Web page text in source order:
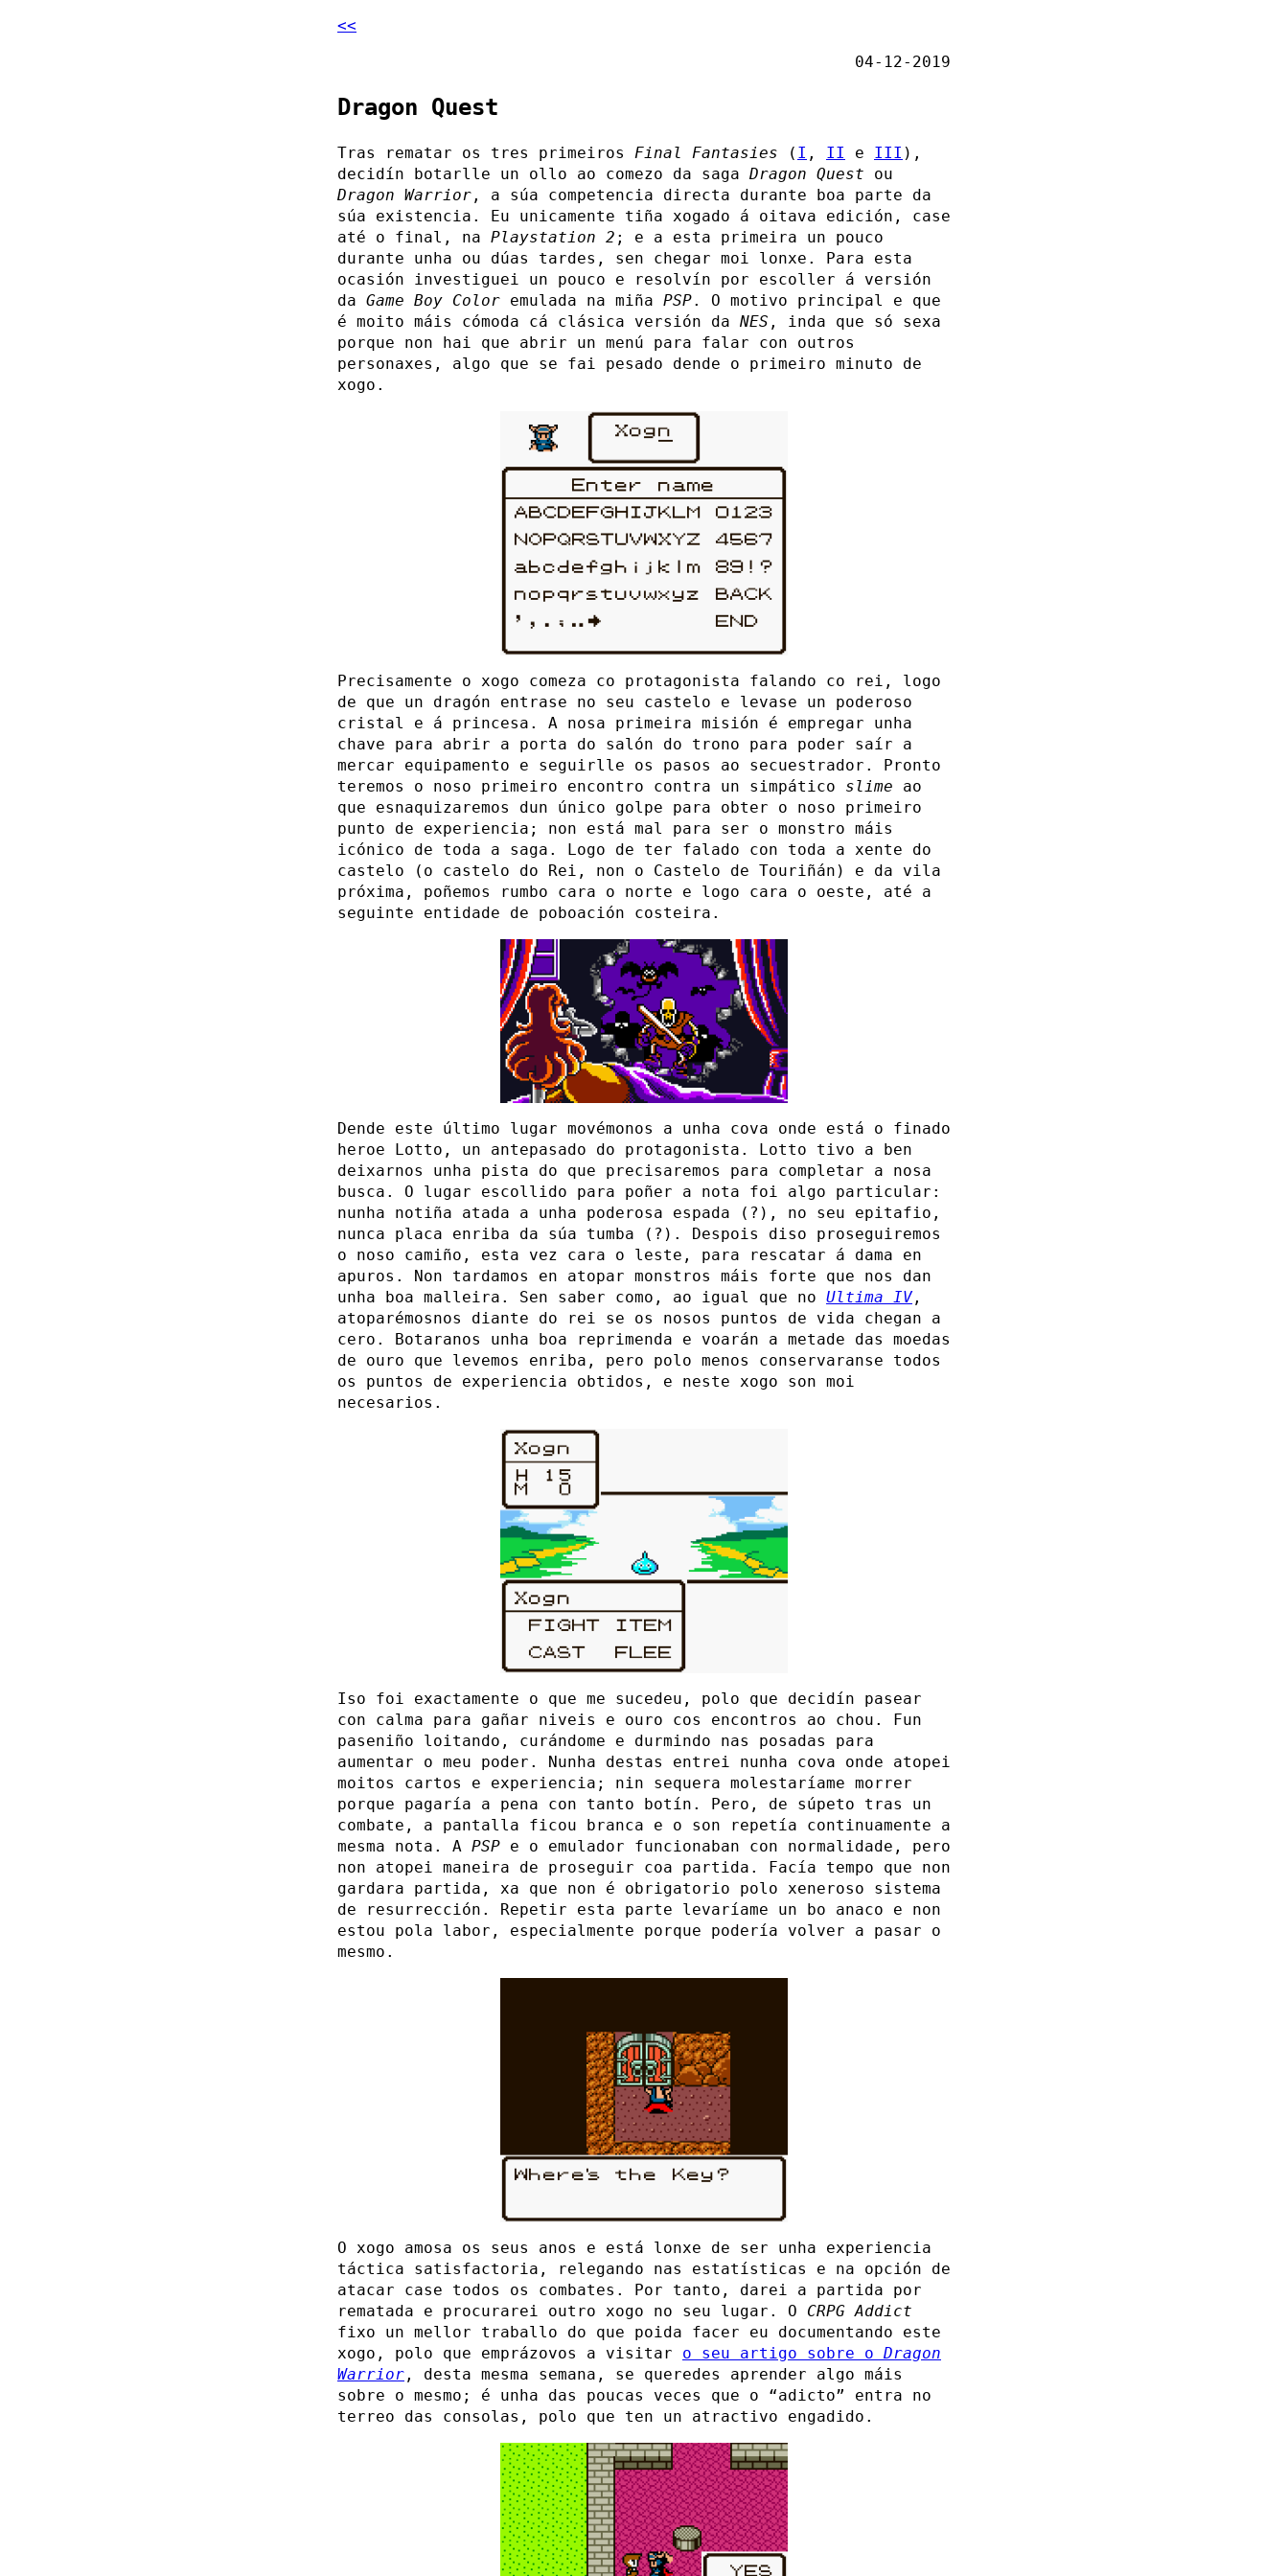
<<
04-12-2019
Dragon Quest
Tras rematar os tres primeiros Final Fantasies ( I , II e III ),
decidín botarlle un ollo ao comezo da saga Dragon Quest ou
Dragon Warrior , a súa competencia directa durante boa parte da
súa existencia. Eu unicamente tiña xogado á oitava edición, case
até o final, na Playstation 2 ; e a esta primeira un pouco
durante unha ou dúas tardes, sen chegar moi lonxe. Para esta
ocasión investiguei un pouco e resolvín por escoller á versión
da Game Boy Color emulada na miña PSP. O motivo principal e que
é moito máis cómoda cá clásica versión da NES , inda que só sexa
porque non hai que abrir un menú para falar con outros
personaxes, algo que se fai pesado dende o primeiro minuto de
xogo.
Precisamente o xogo comeza co protagonista falando co rei, logo
de que un dragón entrase no seu castelo e levase un poderoso
cristal e á princesa. A nosa primeira misión é empregar unha
chave para abrir a porta do salón do trono para poder saír a
mercar equipamento e seguirlle os pasos ao secuestrador. Pronto
teremos o noso primeiro encontro contra un simpático slime ao
que esnaquizaremos dun único golpe para obter o noso primeiro
punto de experiencia; non está mal para ser o monstro máis
icónico de toda a saga. Logo de ter falado con toda a xente do
castelo (o castelo do Rei, non o Castelo de Touriñán) e da vila
próxima, poñemos rumbo cara o norte e logo cara o oeste, até a
seguinte entidade de poboación costeira.
Dende este último lugar movémonos a unha cova onde está o finado
heroe Lotto, un antepasado do protagonista. Lotto tivo a ben
deixarnos unha pista do que precisaremos para completar a nosa
busca. O lugar escollido para poñer a nota foi algo particular:
nunha notiña atada a unha poderosa espada (?), no seu epitafio,
nunca placa enriba da súa tumba (?). Despois diso proseguiremos
o noso camiño, esta vez cara o leste, para rescatar á dama en
apuros. Non tardamos en atopar monstros máis forte que nos dan
unha boa malleira. Sen saber como, ao igual que no Ultima IV,
atoparémosnos diante do rei se os nosos puntos de vida chegan a
cero. Botaranos unha boa reprimenda e voarán a metade das moedas
de ouro que levemos enriba, pero polo menos conservaranse todos
os puntos de experiencia obtidos, e neste xogo son moi
necesarios.
Iso foi exactamente o que me sucedeu, polo que decidín pasear
con calma para gañar niveis e ouro cos encontros ao chou. Fun
paseniño loitando, curándome e durmindo nas posadas para
aumentar o meu poder. Nunha destas entrei nunha cova onde atopei
moitos cartos e experiencia; nin sequera molestaríame morrer
porque pagaría a pena con tanto botín. Pero, de súpeto tras un
combate, a pantalla ficou branca e o son repetía continuamente a
mesma nota. A PSP e o emulador funcionaban con normalidade, pero
non atopei maneira de proseguir coa partida. Facía tempo que non
gardara partida, xa que non é obrigatorio polo xeneroso sistema
de resurrección. Repetir esta parte levaríame un bo anaco e non
estou pola labor, especialmente porque podería volver a pasar o
mesmo.
O xogo amosa os seus anos e está lonxe de ser unha experiencia
táctica satisfactoria, relegando nas estatísticas e na opción de
atacar case todos os combates. Por tanto, darei a partida por
rematada e procurarei outro xogo no seu lugar. O CRPG Addict
fixo un mellor traballo do que poida facer eu documentando este
xogo, polo que emprázovos a visitar o seu artigo sobre o Dragon
Warrior , desta mesma semana, se queredes aprender algo máis
sobre o mesmo; é unha das poucas veces que o “adicto” entra no
terreo das consolas, polo que ten un atractivo engadido.